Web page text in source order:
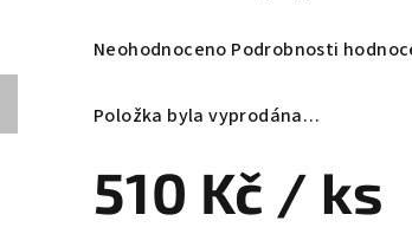
Průměrné
produktu
z
5
Neohodnoceno Podrobnosti
Položka byla vyprodána…
510 Kč / ks